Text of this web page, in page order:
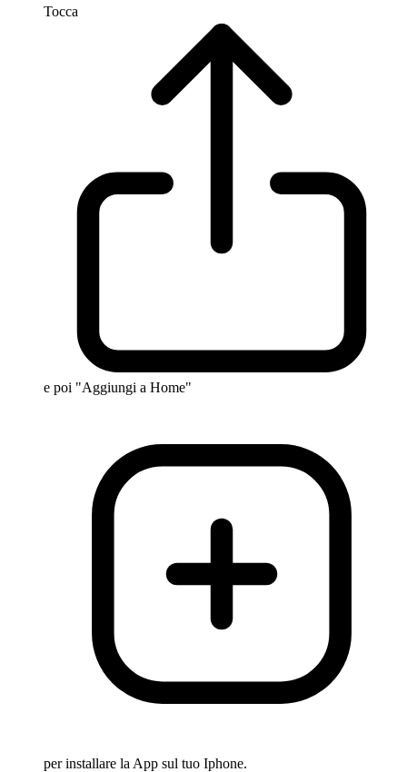
Tocca
e poi "Aggiungi a Home"
per installare la App sul tuo Iphone.